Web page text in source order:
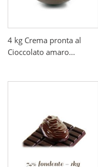
4 kg Crema pronta al
Cioccolato amaro...